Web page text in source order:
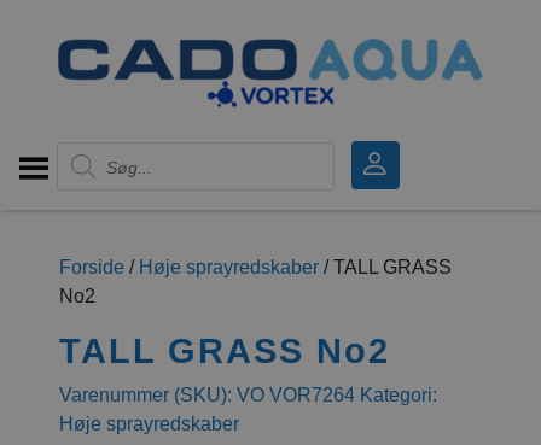
Products search
Forside / Høje sprayredskaber / TALL GRASS
No2
TALL GRASS No2
Varenummer (SKU): VO VOR7264 Kategori:
Høje sprayredskaber